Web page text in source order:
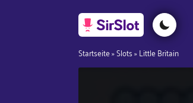
Startseite»Slots»Little Britain